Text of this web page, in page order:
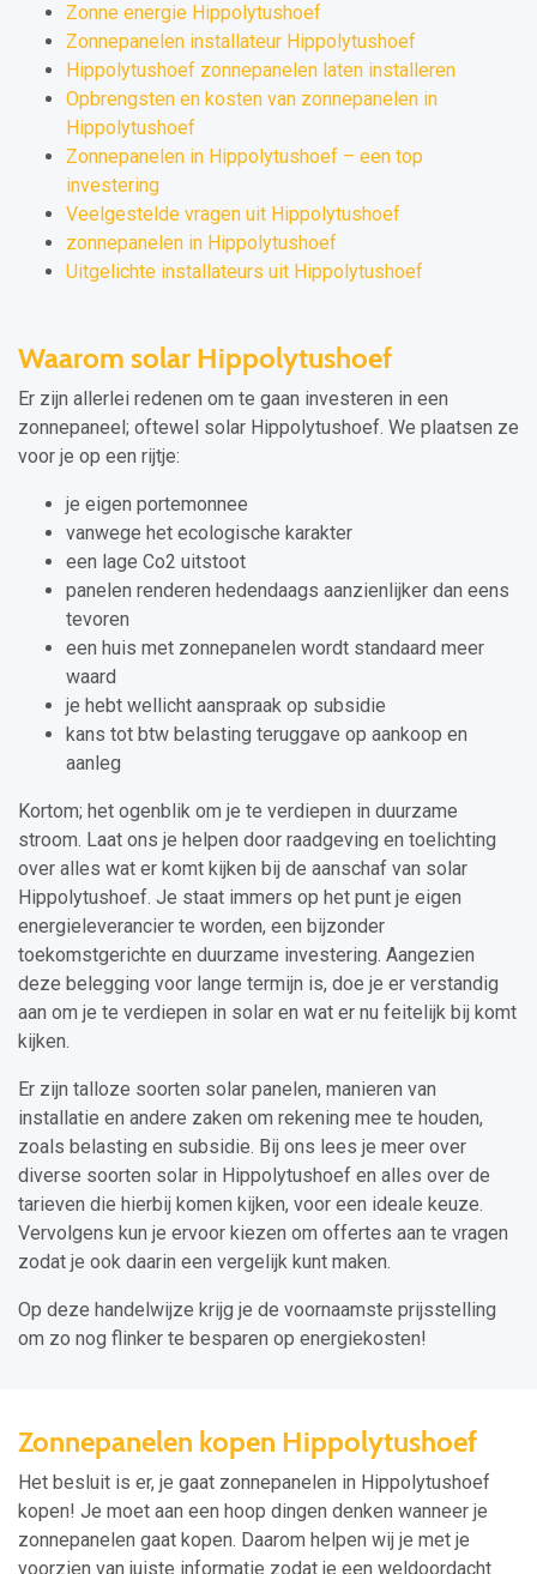
Zonne energie Hippolytushoef
Zonnepanelen installateur Hippolytushoef
Hippolytushoef zonnepanelen laten installeren
Opbrengsten en kosten van zonnepanelen in
Hippolytushoef
Zonnepanelen in Hippolytushoef – een top
investering
Veelgestelde vragen uit Hippolytushoef
zonnepanelen in Hippolytushoef
Uitgelichte installateurs uit Hippolytushoef
Waarom solar Hippolytushoef
Er zijn allerlei redenen om te gaan investeren in een
zonnepaneel; oftewel solar Hippolytushoef. We plaatsen ze
voor je op een rijtje:
je eigen portemonnee
vanwege het ecologische karakter
een lage Co2 uitstoot
panelen renderen hedendaags aanzienlijker dan eens
tevoren
een huis met zonnepanelen wordt standaard meer
waard
je hebt wellicht aanspraak op subsidie
kans tot btw belasting teruggave op aankoop en
aanleg
Kortom; het ogenblik om je te verdiepen in duurzame
stroom. Laat ons je helpen door raadgeving en toelichting
over alles wat er komt kijken bij de aanschaf van solar
Hippolytushoef. Je staat immers op het punt je eigen
energieleverancier te worden, een bijzonder
toekomstgerichte en duurzame investering. Aangezien
deze belegging voor lange termijn is, doe je er verstandig
aan om je te verdiepen in solar en wat er nu feitelijk bij komt
kijken.
Er zijn talloze soorten solar panelen, manieren van
installatie en andere zaken om rekening mee te houden,
zoals belasting en subsidie. Bij ons lees je meer over
diverse soorten solar in Hippolytushoef en alles over de
tarieven die hierbij komen kijken, voor een ideale keuze.
Vervolgens kun je ervoor kiezen om offertes aan te vragen
zodat je ook daarin een vergelijk kunt maken.
Op deze handelwijze krijg je de voornaamste prijsstelling
om zo nog flinker te besparen op energiekosten!
Zonnepanelen kopen Hippolytushoef
Het besluit is er, je gaat zonnepanelen in Hippolytushoef
kopen! Je moet aan een hoop dingen denken wanneer je
zonnepanelen gaat kopen. Daarom helpen wij je met je
voorzien van juiste informatie zodat je een weldoordacht